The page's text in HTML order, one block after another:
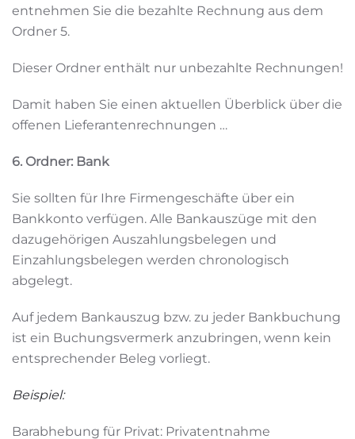
entnehmen Sie die bezahlte Rechnung aus dem
Ordner 5.
Dieser Ordner enthält nur unbezahlte Rechnungen!
Damit haben Sie einen aktuellen Überblick über die
offenen Lieferantenrechnungen …
6. Ordner: Bank
Sie sollten für Ihre Firmengeschäfte über ein
Bankkonto verfügen. Alle Bankauszüge mit den
dazugehörigen Auszahlungsbelegen und
Einzahlungsbelegen werden chronologisch
abgelegt.
Auf jedem Bankauszug bzw. zu jeder Bankbuchung
ist ein Buchungsvermerk anzubringen, wenn kein
entsprechender Beleg vorliegt.
Beispiel:
Barabhebung für Privat: Privatentnahme